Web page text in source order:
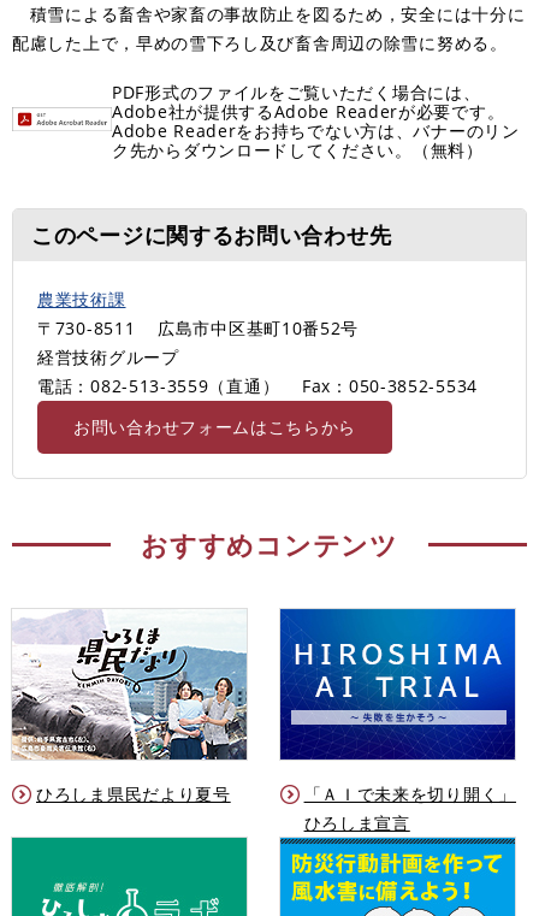
積雪による畜舎や家畜の事故防止を図るため，安全には十分に
配慮した上で，早めの雪下ろし及び畜舎周辺の除雪に努める。
PDF形式のファイルをご覧いただく場合には、
Adobe社が提供するAdobe Readerが必要です。
Adobe Readerをお持ちでない方は、バナーのリン
ク先からダウンロードしてください。（無料）
このページに関するお問い合わせ先
農業技術課
〒730-8511
広島市中区基町10番52号
経営技術グループ
電話：082-513-3559（直通）
Fax：050-3852-5534
お問い合わせフォームはこちらから
おすすめコンテンツ
ひろしま県民だより夏号
「ＡＩで未来を切り開く」
ひろしま宣言